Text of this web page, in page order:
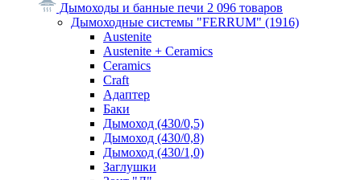
Дымоходы и банные печи 2 096 товаров
Дымоходные системы "FERRUM" (1916)
Austenite
Austenite + Ceramics
Ceramics
Craft
Адаптер
Баки
Дымоход (430/0,5)
Дымоход (430/0,8)
Дымоход (430/1,0)
Заглушки